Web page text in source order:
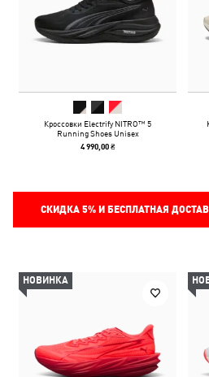
Кроссовки Electrify NITRO™ 5
Running Shoes Unisex
4 990,00 ₴
СКИДКА 5%И БЕСПЛАТНАЯ
НОВИНКА